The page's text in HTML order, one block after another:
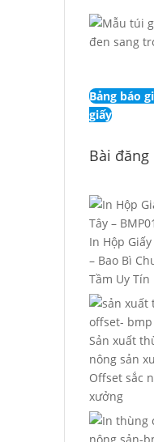
Bảng báo
giấy
Bài
In Hộp
– Bao Bì
Tầm Uy Tín
Sản xuất
nông sản
Offset sắc
xưởng